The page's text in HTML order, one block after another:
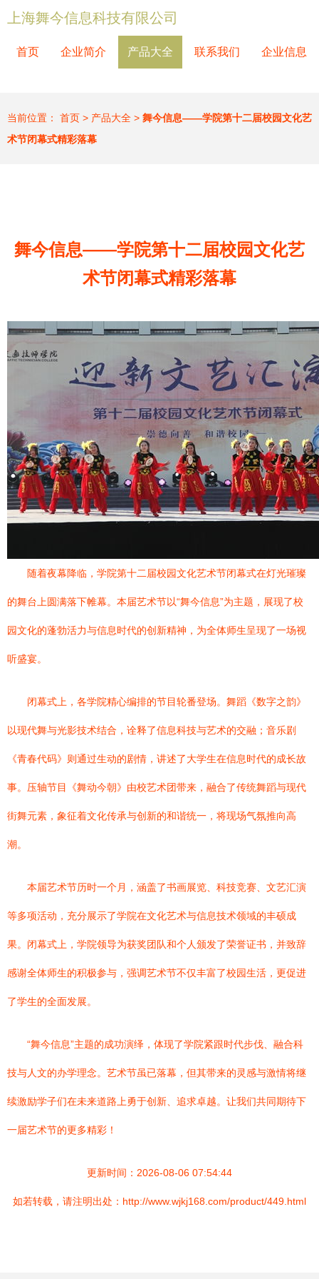
上海舞今信息科技有限公司
首页 企业简介 产品大全 联系我们 企业信息
当前位置： 首页 > 产品大全 > 舞今信息——学院第十二届校园文化艺
术节闭幕式精彩落幕
舞今信息——学院第十二届校园文化艺
术节闭幕式精彩落幕
随着夜幕降临，学院第十二届校园文化艺术节闭幕式在灯光璀璨
的舞台上圆满落下帷幕。本届艺术节以“舞今信息”为主题，展现了校
园文化的蓬勃活力与信息时代的创新精神，为全体师生呈现了一场视
听盛宴。
闭幕式上，各学院精心编排的节目轮番登场。舞蹈《数字之韵》
以现代舞与光影技术结合，诠释了信息科技与艺术的交融；音乐剧
《青春代码》则通过生动的剧情，讲述了大学生在信息时代的成长故
事。压轴节目《舞动今朝》由校艺术团带来，融合了传统舞蹈与现代
街舞元素，象征着文化传承与创新的和谐统一，将现场气氛推向高
潮。
本届艺术节历时一个月，涵盖了书画展览、科技竞赛、文艺汇演
等多项活动，充分展示了学院在文化艺术与信息技术领域的丰硕成
果。闭幕式上，学院领导为获奖团队和个人颁发了荣誉证书，并致辞
感谢全体师生的积极参与，强调艺术节不仅丰富了校园生活，更促进
了学生的全面发展。
“舞今信息”主题的成功演绎，体现了学院紧跟时代步伐、融合科
技与人文的办学理念。艺术节虽已落幕，但其带来的灵感与激情将继
续激励学子们在未来道路上勇于创新、追求卓越。让我们共同期待下
一届艺术节的更多精彩！
更新时间：2026-08-06 07:54:44
如若转载，请注明出处：http://www.wjkj168.com/product/449.html